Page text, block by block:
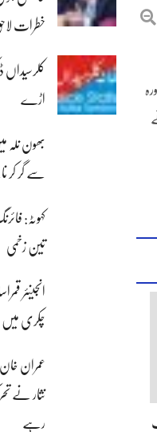
خطرات
اڑے
بھون نلہ
سے گر کر
کہوٹہ:
تین زخمی
انجینئر
چکری میں 16 افراد کا کامیاب ریسکیو
عمران
نثار نے
رہے